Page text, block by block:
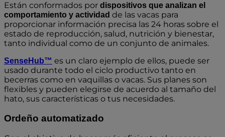
Están conformados por dispositivos que analizan el
comportamiento y actividad de las vacas para
proporcionar información precisa las 24 horas sobre el
estado de reproducción, salud, nutrición y bienestar,
tanto individual como de un conjunto de animales.
SenseHub™ es un claro ejemplo de ellos, puede ser
usado durante todo el ciclo productivo tanto en
becerras como en vaquillas o vacas. Sus planes son
flexibles y pueden elegirse de acuerdo al tamaño del
hato, sus características o tus necesidades.
Ordeño automatizado